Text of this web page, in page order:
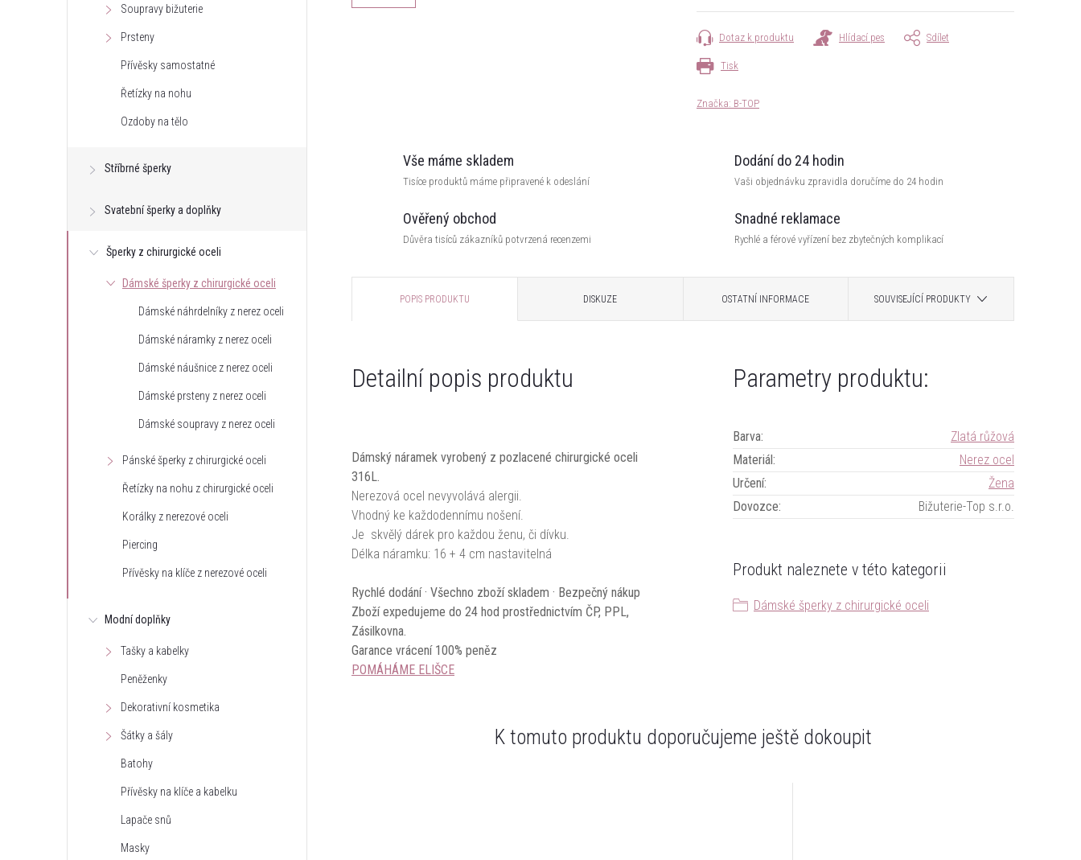
Soupravy bižuterie
Prsteny
Přívěsky samostatné
Řetízky na nohu
Ozdoby na tělo
Stříbrné šperky
Svatební šperky a doplňky
Šperky z chirurgické oceli
Dámské šperky z chirurgické oceli
Dámské náhrdelníky z nerez oceli
Dámské náramky z nerez oceli
Dámské náušnice z nerez oceli
Dámské prsteny z nerez oceli
Dámské soupravy z nerez oceli
Pánské šperky z chirurgické oceli
Řetízky na nohu z chirurgické oceli
Korálky z nerezové oceli
Piercing
Přívěsky na klíče z nerezové oceli
Modní doplňky
Tašky a kabelky
Peněženky
Dekorativní kosmetika
Šátky a šály
Batohy
Přívěsky na klíče a kabelku
Lapače snů
Masky
Tisk
Dotaz k produktu Hlídací pes Sdílet
Značka: B-TOP
Vše máme skladem
Tisíce produktů máme připravené k odeslání
Dodání do 24 hodin
Vaši objednávku zpravidla doručíme do 24 hodin
Ověřený obchod
Důvěra tisíců zákazníků potvrzená recenzemi
Snadné reklamace
Rychlé a férové vyřízení bez zbytečných komplikací
POPIS PRODUKTU DISKUZE OSTATNÍ INFORMACE SOUVISEJÍCÍ PRODUKTY
Detailní popis produktu
Dámský náramek vyrobený z pozlacené chirurgické oceli
316L.
Nerezová ocel nevyvolává alergii.
Vhodný ke každodennímu nošení.
Je skvělý dárek pro každou ženu, či dívku.
Délka náramku: 16 + 4 cm nastavitelná
Rychlé dodání · Všechno zboží skladem · Bezpečný nákup
Zboží expedujeme do 24 hod prostřednictvím ČP, PPL,
Zásilkovna.
Garance vrácení 100% peněz
POMÁHÁME ELIŠCE
Parametry produktu:
Barva:
Zlatá růžová
Materiál:
Nerez ocel
Určení:
Žena
Dovozce: Bižuterie-Top s.r.o.
Produkt naleznete v této kategorii
Dámské šperky z chirurgické oceli
K tomuto produktu doporučujeme ještě dokoupit